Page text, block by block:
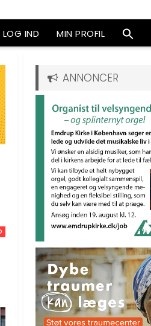
LOG IND MIN PROFIL
ANNONCER